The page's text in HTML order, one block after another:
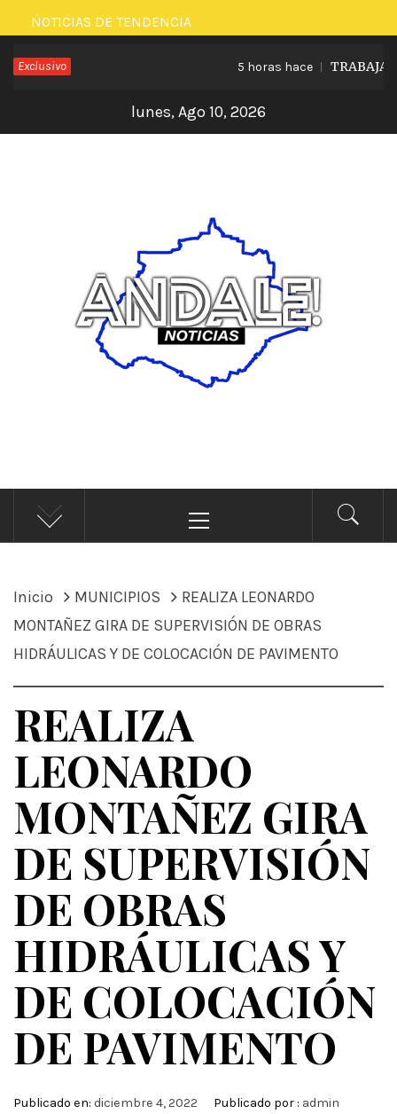
Saltar
al
contenido
NOTICIAS DE TENDENCIA
Exclusivo 5 horas hace TRABAJA
lunes, Ago 10, 2026
ÁNDALE NOTICIAS
Noticias
principal
Inicio MUNICIPIOS
REALIZA LEONARDO
MONTAÑEZ GIRA DE SUPERVISIÓN DE OBRAS
HIDRÁULICAS Y DE COLOCACIÓN DE PAVIMENTO
REALIZA
LEONARDO
MONTAÑEZ GIRA
DE SUPERVISIÓN
DE OBRAS
HIDRÁULICAS Y
DE COLOCACIÓN
DE PAVIMENTO
Publicado en: diciembre 4, 2022 Publicado por : admin